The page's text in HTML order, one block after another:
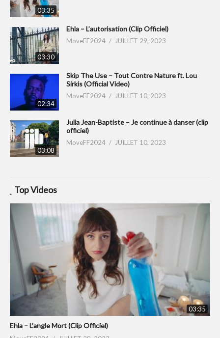
03:35
03:30
Ehla – L’autorisation (Clip Officiel)
MoveFF2024 JUILLET 29, 2023
02:34
Skip The Use – Tout Contre Nature ft. Lou
Sirkis (Official Video)
MoveFF2024 JUILLET 10, 2023
03:08
Julia Jean-Baptiste – Je continue à danser (clip
officiel)
MoveFF2024 JUILLET 10, 2023
Top Videos
03:35
Ehla – L’angle Mort (Clip Officiel)